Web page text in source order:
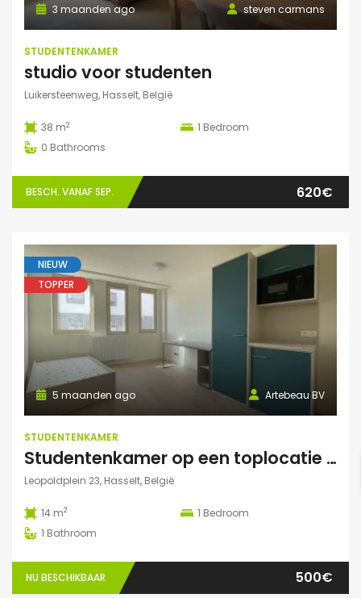
steven carmans
3 maanden ago
STUDENTENKAMER
studio voor studenten
Luikersteenweg, Hasselt, België
38 m2 1 Bedroom
0 Bathrooms
BESCH. VANAF SEP. 620€
NIEUW
TOPPER
Artebeau BV
5 maanden ago
STUDENTENKAMER
Studentenkamer op een toplocatie te Hasselt
Leopoldplein 23, Hasselt, België
14 m2 1 Bedroom
1 Bathroom
NU BESCHIKBAAR 500€